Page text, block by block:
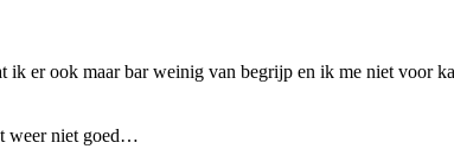
er ook maar bar weinig van begrijp en ik me niet voor
weer niet goed…